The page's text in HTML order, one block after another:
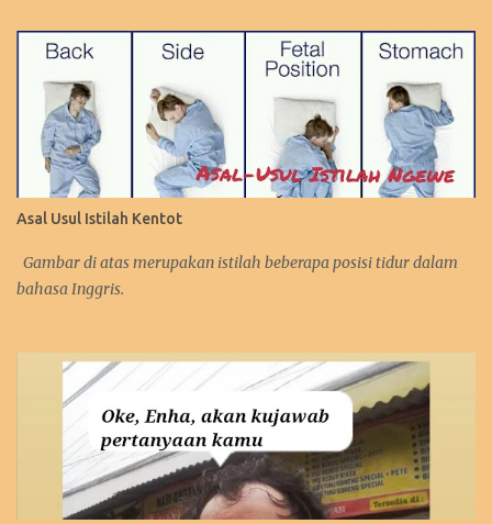
Asal Usul Istilah Kentot
Gambar di atas merupakan istilah beberapa posisi tidur dalam
bahasa Inggris.